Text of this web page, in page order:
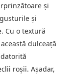
și
și
Cu o textură
dulceață
roșii. Așadar,